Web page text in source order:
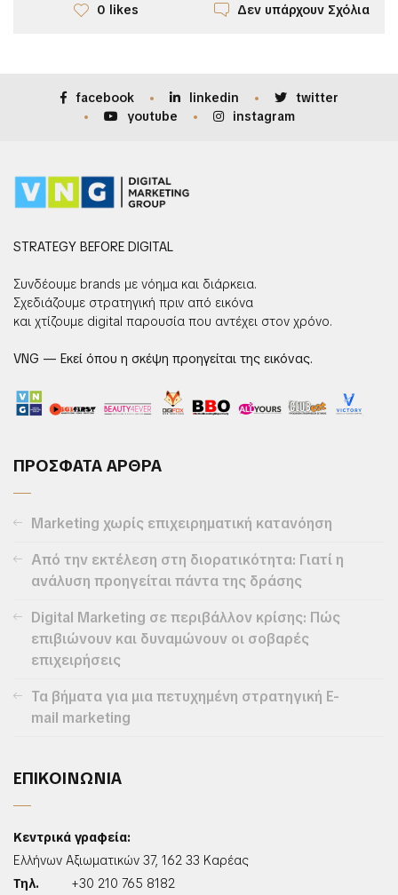
0 likes Δεν υπάρχουν Σχόλια
facebook linkedin
twitter
youtube
instagram
STRATEGY BEFORE DIGITAL
Συνδέουμε brands με νόημα και διάρκεια.
Σχεδιάζουμε στρατηγική πριν από εικόνα
και χτίζουμε digital παρουσία που αντέχει στον χρόνο.
VNG — Εκεί όπου η σκέψη προηγείται της εικόνας.
ΠΡΟΣΦΑΤΑ ΑΡΘΡΑ
Marketing χωρίς επιχειρηματική κατανόηση
Από την εκτέλεση στη διορατικότητα: Γιατί η
ανάλυση προηγείται πάντα της δράσης
Digital Marketing σε περιβάλλον κρίσης: Πώς
επιβιώνουν και δυναμώνουν οι σοβαρές
επιχειρήσεις
Τα βήματα για μια πετυχημένη στρατηγική E-
mail marketing
ΕΠΙΚΟΙΝΩΝΙΑ
Κεντρικά γραφεία:
Ελλήνων Αξιωματικών 37, 162 33 Καρέας
Τηλ.
+30 210 765 8182